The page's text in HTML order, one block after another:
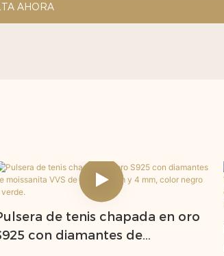
AHORA
de tenis chapada en oro
con diamantes de